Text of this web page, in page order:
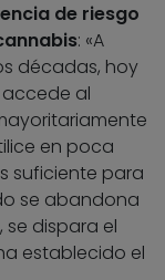
de riesgo
: «A
décadas, hoy
al
en poca
suficiente para
se abandona
se dispara el
establecido el